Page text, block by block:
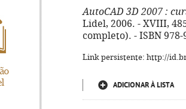
AutoCAD 3D 2007:
Lidel, 2006. - XVIII,
completo). - ISBN 978-
Link persistente: http://
ADICIONAR À LISTA